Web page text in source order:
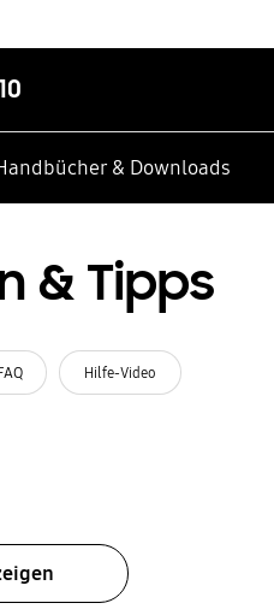
& Downloads
& Tipps
Hilfe-Video